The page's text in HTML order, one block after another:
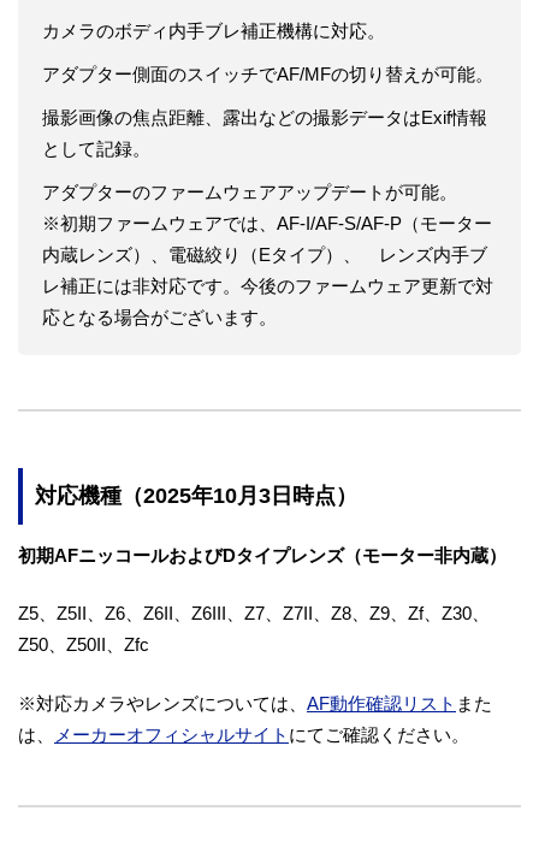
カメラのボディ内手ブレ補正機構に対応。
アダプター側面のスイッチでAF/MFの切り替えが可能。
撮影画像の焦点距離、露出などの撮影データはExif情報
として記録。
アダプターのファームウェアアップデートが可能。
※初期ファームウェアでは、AF-I/AF-S/AF-P（モーター
内蔵レンズ）、電磁絞り（Eタイプ）、 レンズ内手ブ
レ補正には非対応です。今後のファームウェア更新で対
応となる場合がございます。
対応機種（2025年10月3日時点）
初期AFニッコールおよびDタイプレンズ（モーター非内蔵）
Z5、Z5II、Z6、Z6II、Z6III、Z7、Z7II、Z8、Z9、Zf、Z30、
Z50、Z50II、Zfc
※対応カメラやレンズについては、 AF動作確認リスト また
は、
メーカーオフィシャルサイト にてご確認ください。